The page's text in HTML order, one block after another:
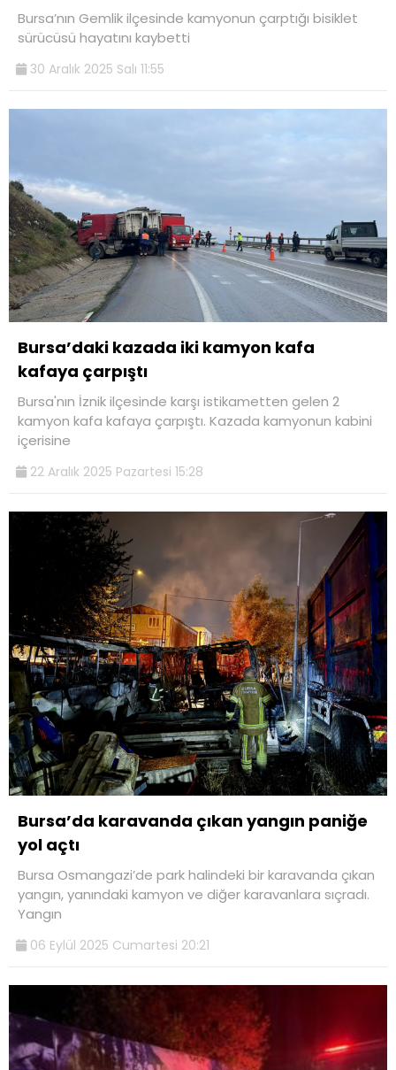
Bursa’nın Gemlik ilçesinde kamyonun çarptığı bisiklet
sürücüsü hayatını kaybetti
30 Aralık 2025 Salı 11:55
Bursa’daki kazada iki kamyon kafa
kafaya çarpıştı
Bursa'nın İznik ilçesinde karşı istikametten gelen 2
kamyon kafa kafaya çarpıştı. Kazada kamyonun kabini
içerisine
22 Aralık 2025 Pazartesi 15:28
Bursa’da karavanda çıkan yangın paniğe
yol açtı
Bursa Osmangazi’de park halindeki bir karavanda çıkan
yangın, yanındaki kamyon ve diğer karavanlara sıçradı.
Yangın
06 Eylül 2025 Cumartesi 20:21